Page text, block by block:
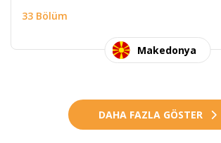
33 Bölüm
Makedonya
DAHA FAZLA GÖSTER